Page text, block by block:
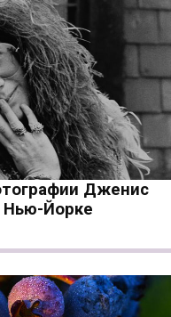
Дженис
Нью-Йорке